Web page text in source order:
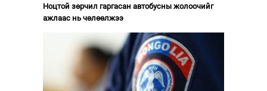
Ноцтой зөрчил гаргасан автобусны жолоочийг
ажлаас нь чөлөөлжээ